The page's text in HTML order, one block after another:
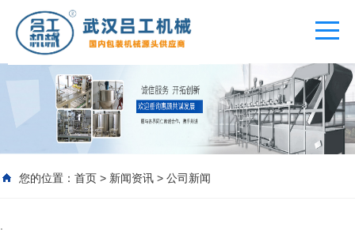
您的位置： 首页 > 新闻资讯 > 公司新闻